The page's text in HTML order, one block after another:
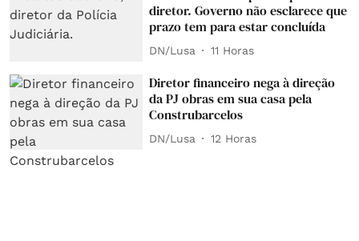
diretor. Governo não esclarece que
prazo tem para estar concluída
DN/Lusa 11 Horas
Diretor financeiro nega à direção
da PJ obras em sua casa pela
Construbarcelos
DN/Lusa 12 Horas